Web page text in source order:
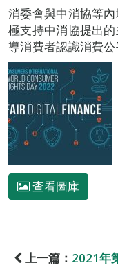
消委會與中消協等
極支持中消協提出
導消費者認識消費公
查看圖庫
上一篇： 2021年